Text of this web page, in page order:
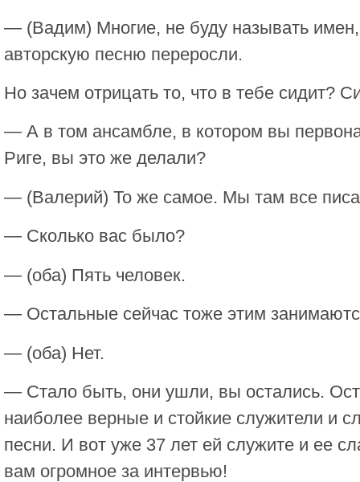
— (Вадим) Многие, не буду называть имен,
авторскую песню переросли.
Но зачем отрицать то, что в тебе сидит?
— А в том ансамбле, в котором вы
Риге, вы это же делали?
— (Валерий) То же самое. Мы там все
— Сколько вас было?
— (оба) Пять человек.
— Остальные сейчас тоже этим
— (оба) Нет.
— Стало быть, они ушли, вы остались.
наиболее верные и стойкие служители и
песни. И вот уже 37 лет ей служите и ее
вам огромное за интервью!